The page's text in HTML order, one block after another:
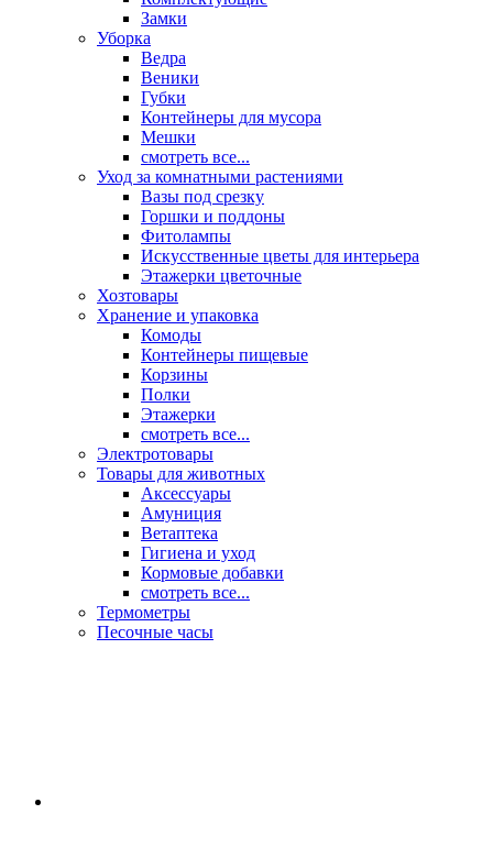
Замки
Уборка
Ведра
Веники
Губки
Контейнеры для мусора
Мешки
смотреть все...
Уход за комнатными растениями
Вазы под срезку
Горшки и поддоны
Фитолампы
Искусственные цветы для интерьера
Этажерки цветочные
Хозтовары
Хранение и упаковка
Комоды
Контейнеры пищевые
Корзины
Полки
Этажерки
смотреть все...
Электротовары
Товары для животных
Аксессуары
Амуниция
Ветаптека
Гигиена и уход
Кормовые добавки
смотреть все...
Термометры
Песочные часы